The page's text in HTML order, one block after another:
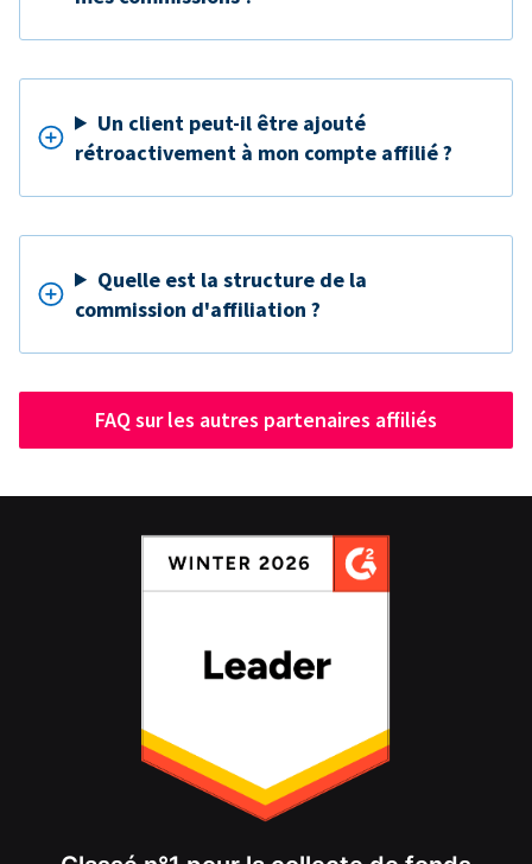
Un client peut-il être ajouté
rétroactivement à mon compte affilié ?
Quelle est la structure de la
commission d'affiliation ?
FAQ sur les autres partenaires affiliés